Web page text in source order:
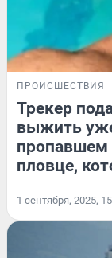
ПРОИСШЕСТВИЯ
Трекер
выжить
пропавшем
пловце,
1 сентября, 2025,